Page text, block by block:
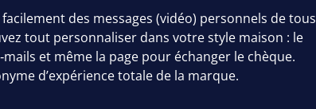
des messages (vidéo) personnels de tous
tout personnaliser dans votre style maison : le
et même la page pour échanger le chèque.
d’expérience totale de la marque.